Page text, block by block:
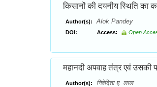
किसानों की दयनीय स्थिति
Author(s): Alok Pandey
DOI: Access: Open
महानदी अपवाह तंत्र एवं उसकी
Author(s): निवेदिता ए. लाल